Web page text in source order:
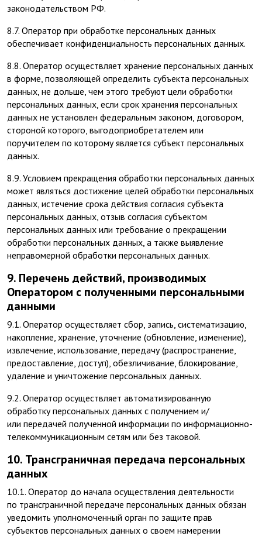
законодательством РФ.
8.7. Оператор при обработке персональных данных
обеспечивает конфиденциальность персональных данных.
8.8. Оператор осуществляет хранение персональных данных
в форме, позволяющей определить субъекта персональных
данных, не дольше, чем этого требуют цели обработки
персональных данных, если срок хранения персональных
данных не установлен федеральным законом, договором,
стороной которого, выгодоприобретателем или
поручителем по которому является субъект персональных
данных.
8.9. Условием прекращения обработки персональных данных
может являться достижение целей обработки персональных
данных, истечение срока действия согласия субъекта
персональных данных, отзыв согласия субъектом
персональных данных или требование о прекращении
обработки персональных данных, а также выявление
неправомерной обработки персональных данных.
9. Перечень действий, производимых
Оператором с полученными персональными
данными
9.1. Оператор осуществляет сбор, запись, систематизацию,
накопление, хранение, уточнение (обновление, изменение),
извлечение, использование, передачу (распространение,
предоставление, доступ), обезличивание, блокирование,
удаление и уничтожение персональных данных.
9.2. Оператор осуществляет автоматизированную
обработку персональных данных с получением и/
или передачей полученной информации по информационно-
телекоммуникационным сетям или без таковой.
10. Трансграничная передача персональных
данных
10.1. Оператор до начала осуществления деятельности
по трансграничной передаче персональных данных обязан
уведомить уполномоченный орган по защите прав
субъектов персональных данных о своем намерении